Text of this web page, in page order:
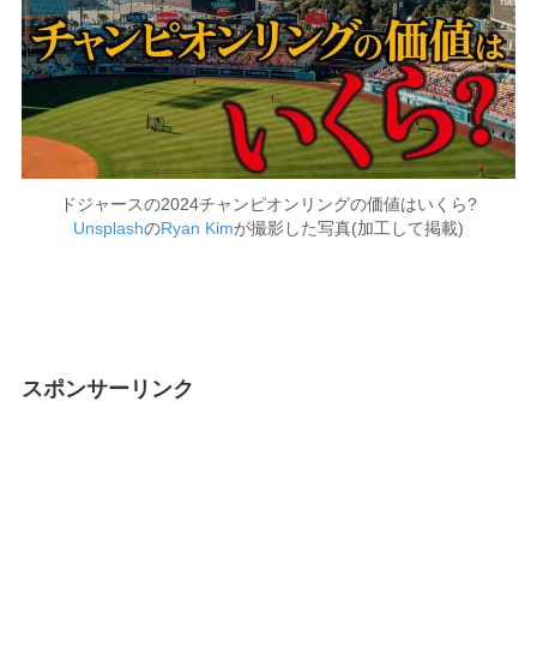
ドジャースの2024チャンピオンリングの価値はいくら?
UnsplashのRyan Kimが撮影した写真(加工して掲載)
スポンサーリンク